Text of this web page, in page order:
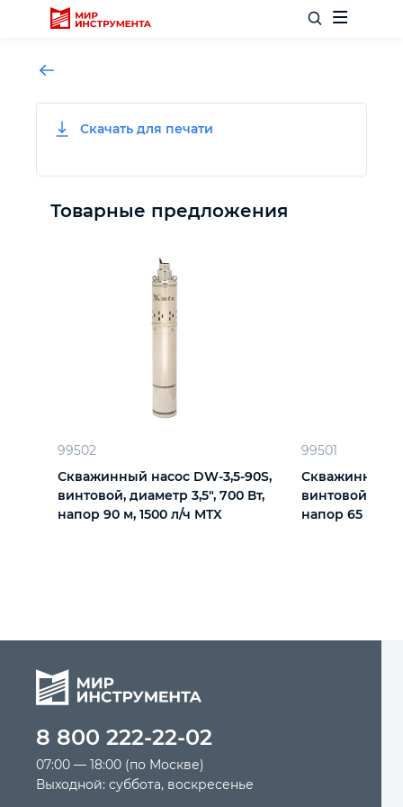
Отделочный инструмент
Садовый инвентарь
Силовое оборудование
Автомобильный инструмент
Крепежный инструмент
Скачать для печати
Товарные предложения
99502
Скважинный насос DW-3,5-90S,
винтовой, диаметр 3,5", 700 Вт,
напор 90 м, 1500 л/ч MTX
99501
Скважинный
винтовой,
напор 65 м,
8 800 222-22-02
07:00 — 18:00 (по Москве)
Выходной: суббота, воскресенье